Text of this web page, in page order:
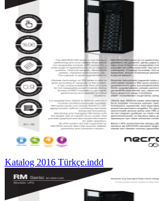
Katalog 2016 Türkçe.indd